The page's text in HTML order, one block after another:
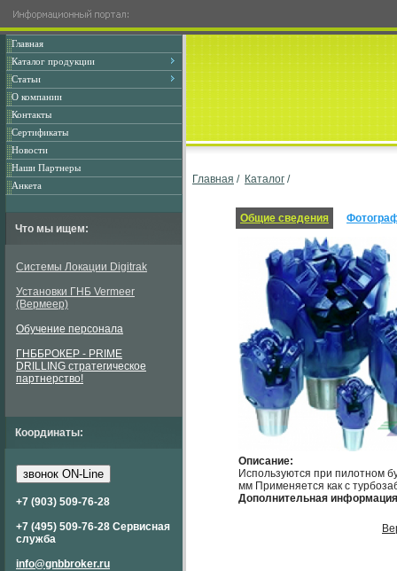
Главная
Каталог продукции
Статьи
О компании
Контакты
Сертификаты
Новости
Наши Партнеры
Анкета
Что мы ищем:
Системы Локации Digitrak
Установки ГНБ Vermeer
(Вермеер)
Обучение персонала
ГНББРОКЕР - PRIME
DRILLING стратегическое
партнерство!
Координаты:
звонок ON-Line
+7 (903) 509-76-28
+7 (495) 509-76-28 Сервисная
служба
info@gnbbroker.ru
Главная / Каталог /
Общие сведения
Описание:
Используются при пилотном
мм Применяется как с
Дополнительная